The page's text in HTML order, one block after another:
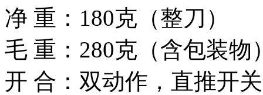
净 重：180克（整刀）
毛 重：280克（含包装物
开 合：双动作，直推开